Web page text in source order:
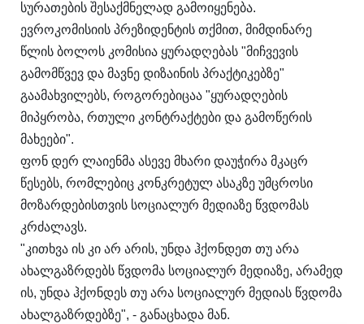
სურათების შესაქმნელად გამოიყენება.
ევროკომისიის პრეზიდენტის თქმით, მიმდინარე
წლის ბოლოს კომისია ყურადღებას "მიჩვევის
გამომწვევ და მავნე დიზაინის პრაქტიკებზე"
გაამახვილებს, როგორებიცაა "ყურადღების
მიპყრობა, რთული კონტრაქტები და გამოწერის
მახეები".
ფონ დერ ლაიენმა ასევე მხარი დაუჭირა მკაცრ
წესებს, რომლებიც კონკრეტულ ასაკზე უმცროსი
მოზარდებისთვის სოციალურ მედიაზე წვდომას
კრძალავს.
"კითხვა ის კი არ არის, უნდა ჰქონდეთ თუ არა
ახალგაზრდებს წვდომა სოციალურ მედიაზე, არამედ
ის, უნდა ჰქონდეს თუ არა სოციალურ მედიას წვდომა
ახალგაზრდებზე", - განაცხადა მან.